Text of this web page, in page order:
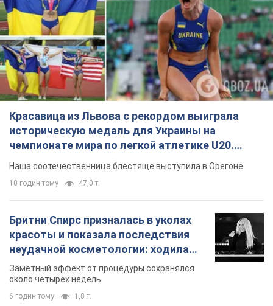
Красавица из Львова с рекордом выиграла
историческую медаль для Украины на
чемпионате мира по легкой атлетике U20.
Видео
Наша соотечественница блестяще выступила в Орегоне
10 годин тому 47,0 т.
Бритни Спирс призналась в уколах
красоты и показала последствия
неудачной косметологии: ходила
так почти месяц
Заметный эффект от процедуры сохранялся
около четырех недель
6 годин тому 1,8 т.